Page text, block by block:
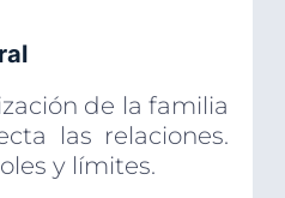
de la familia
las relaciones.
y límites.